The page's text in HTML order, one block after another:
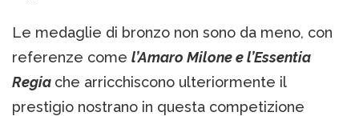
Le medaglie di bronzo non sono da meno, con
referenze come l’Amaro Milone e l’Essentia
Regia che arricchiscono ulteriormente il
prestigio nostrano in questa competizione